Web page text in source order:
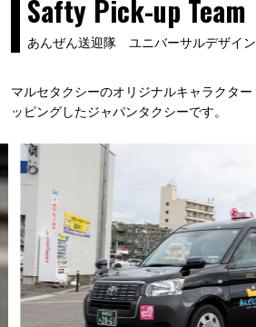
Safty Pick-up Team
あんぜん送迎隊 ユニバーサルデザイ
マルセタクシーのオリジナルキャラクタ
ッピングしたジャパンタクシーです。